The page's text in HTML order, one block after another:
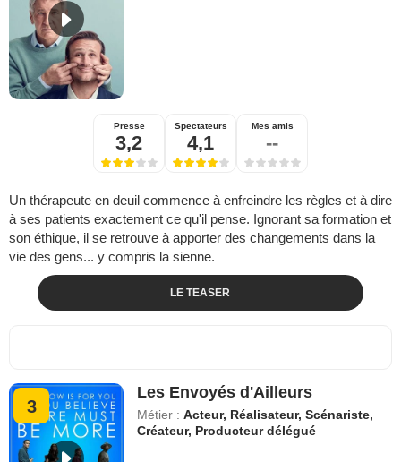
Presse
3,2
Spectateurs
4,1
Mes amis
--
Un thérapeute en deuil commence à enfreindre les règles et à dire
à ses patients exactement ce qu'il pense. Ignorant sa formation et
son éthique, il se retrouve à apporter des changements dans la
vie des gens... y compris la sienne.
LE TEASER
3
Les Envoyés d'Ailleurs
Métier :Acteur, Réalisateur, Scénariste,
Créateur, Producteur délégué